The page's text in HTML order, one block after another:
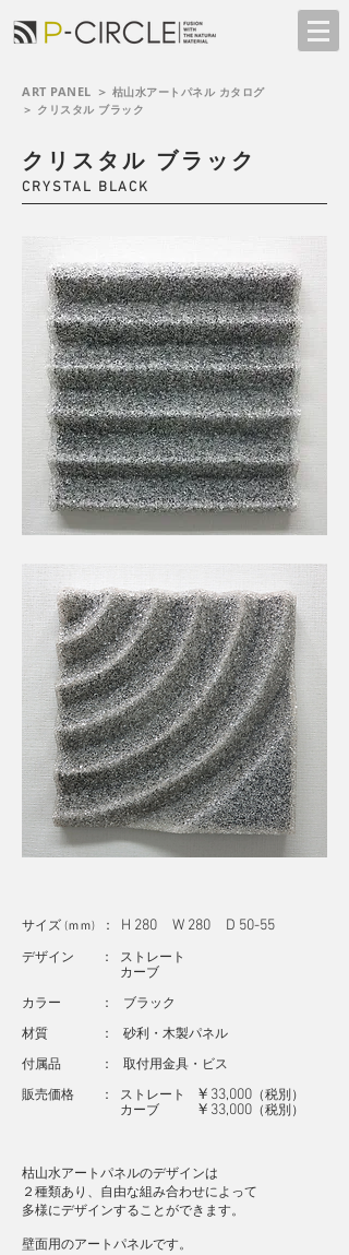
クリスタル ブラック
CRYSTAL BLACK
サイズ (ｍｍ) ： H 280 W 280 D 50-55
デザイン ： ストレート
カーブ
カラー ： ブラック
材質 ： 砂利・木製パネル
付属品 ： 取付用金具・ビス
販売価格 ： ストレート
￥33,000 （税別 ）
カーブ
￥33,000 （税別 ）
枯山水アートパネルのデザインは
２種類あり ​、自由な組み合わせによって
多様にデザインすることができます。
壁面用のアートパネルです。
ART PANEL ＞ 枯山水アートパネル カタログ
＞ クリスタル ブラック